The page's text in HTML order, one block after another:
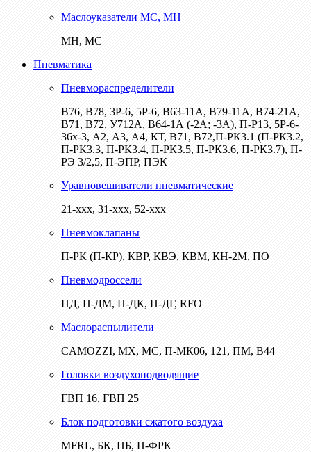
Маслоуказатели МС, МН
МН, МС
Пневматика
Пневмораспределители
В76, В78, 3Р-6, 5Р-6, В63-11А, В79-11А, В74-21А,
В71, В72, У712А, В64-1А (-2А; -3А), П-Р13, 5Р-6-
36х-3, А2, А3, А4, КТ, В71, В72,П-РК3.1 (П-РК3.2,
П-РК3.3, П-РК3.4, П-РК3.5, П-РК3.6, П-РК3.7), П-
РЭ 3/2,5, П-ЭПР, ПЭК
Уравновешиватели пневматические
21-ххх, 31-ххх, 52-ххх
Пневмоклапаны
П-РК (П-КР), КВР, КВЭ, КВМ, КН-2М, ПО
Пневмодроссели
ПД, П-ДМ, П-ДК, П-ДГ, RFO
Маслораспылители
CAMOZZI, МХ, МС, П-МК06, 121, ПМ, В44
Головки воздухоподводящие
ГВП 16, ГВП 25
Блок подготовки сжатого воздуха
MFRL, БК, ПБ, П-ФРК